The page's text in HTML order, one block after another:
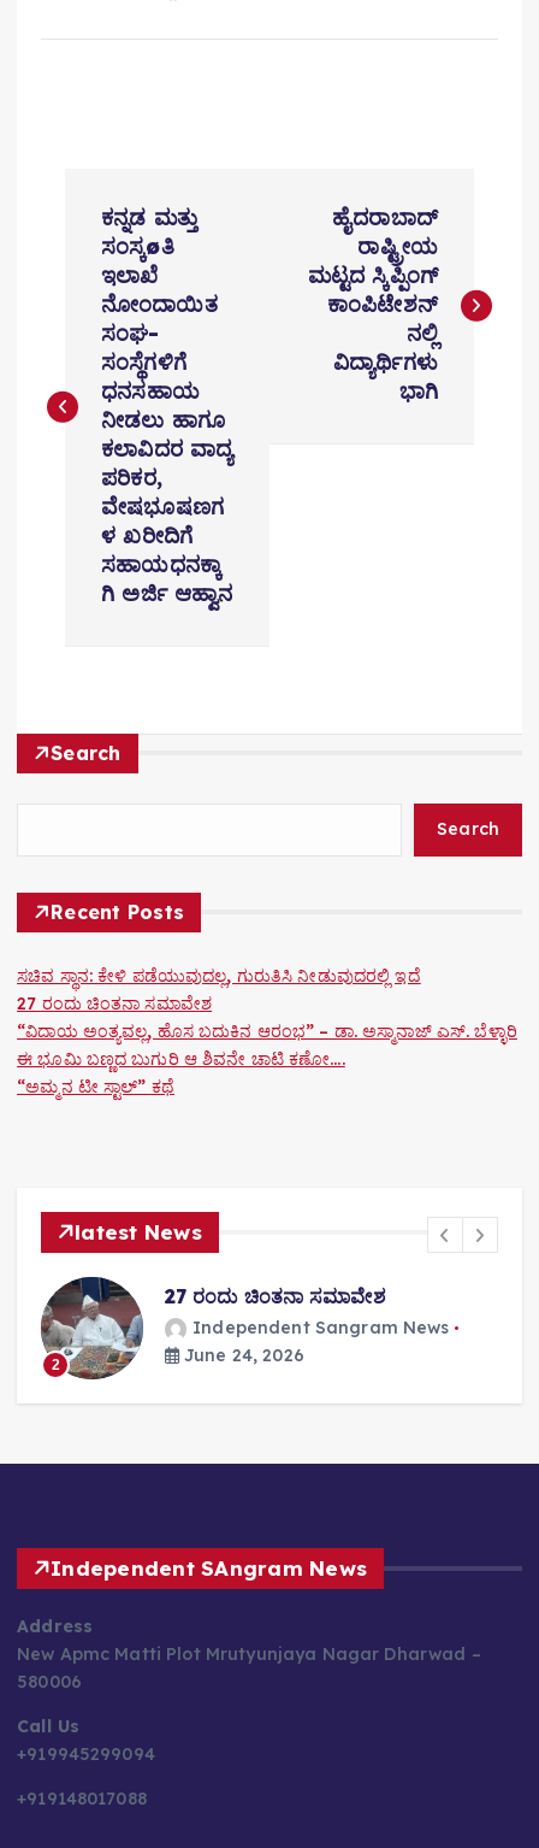
n
a
i
o
n
ಕನ್ನಡ ಮತ್ತು
ಸಂಸ್ಕøತಿ
ಇಲಾಖೆ
ನೋಂದಾಯಿತ
ಸಂಘ-
ಸಂಸ್ಥೆಗಳಿಗೆ
ಧನಸಹಾಯ
ನೀಡಲು ಹಾಗೂ
ಕಲಾವಿದರ ವಾದ್ಯ
ಪರಿಕರ,
ವೇಷಭೂಷಣಗ
ಳ ಖರೀದಿಗೆ
ಸಹಾಯಧನಕ್ಕಾ
ಗಿ ಅರ್ಜಿ ಆಹ್ವಾನ
ಹೈದರಾಬಾದ್
ರಾಷ್ಟ್ರೀಯ
ಮಟ್ಟದ ಸ್ಕಿಪ್ಪಿಂಗ್
ಕಾಂಪಿಟೇಶನ್
ನಲ್ಲಿ
ವಿದ್ಯಾರ್ಥಿಗಳು
ಭಾಗಿ
Search
Search
Recent Posts
ಸಚಿವ ಸ್ಥಾನ: ಕೇಳಿ ಪಡೆಯುವುದಲ್ಲ, ಗುರುತಿಸಿ ನೀಡುವುದರಲ್ಲಿ ಇದೆ
27 ರಂದು ಚಿಂತನಾ ಸಮಾವೇಶ
“ವಿದಾಯ ಅಂತ್ಯವಲ್ಲ, ಹೊಸ ಬದುಕಿನ ಆರಂಭ” – ಡಾ. ಅಸ್ಮಾನಾಜ್ ಎಸ್. ಬೆಳ್ಳಾರಿ
ಈ ಭೂಮಿ ಬಣ್ಣದ ಬುಗುರಿ ಆ ಶಿವನೇ ಚಾಟಿ ಕಣೋ….
“ಅಮ್ಮನ ಟೀ ಸ್ಟಾಲ್” ಕಥೆ
latest News
2
27 ರಂದು ಚಿಂತನಾ ಸಮಾವೇಶ
Independent Sangram News
June 24, 2026
Independent SAngram News
Address
New Apmc Matti Plot Mrutyunjaya Nagar Dharwad –
580006
Call Us
+919945299094
+919148017088